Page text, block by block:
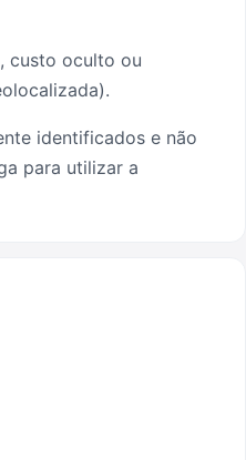
custo oculto ou
identificados e não
para utilizar a